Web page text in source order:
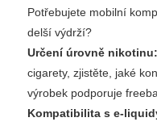
Potřebujete mobilní
delší výdrží?
Určení úrovně nikotinu:
cigarety, zjistěte, jaké
výrobek podporuje
Kompatibilita s e-